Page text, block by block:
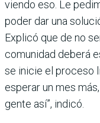
viendo eso. Le
poder dar una
Explicó que de no
comunidad deberá
se inicie el proceso
esperar un mes
gente así”, indicó.